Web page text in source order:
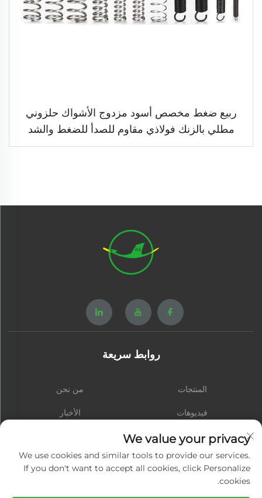
ربيع ضغط مخصص أسود مزدوج الأشواك حلزوني
مطلي بالزنك فولاذي مقاوم للصدأ للضغط والشد
روابط سريعة
المنتجات من نحن
فيديوهات الأخبار
الاتصال
We value your privacy
We use cookies and similar tools to provide our services.
If you don't want to accept all cookies, click Personalize
cookies.